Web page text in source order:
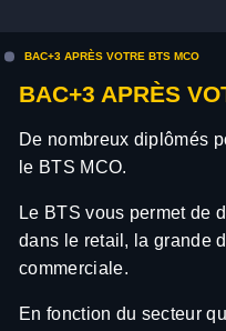
BAC+3 APRÈS VOTRE BTS MCO
BAC+3 APRÈS
De nombreux diplômés
le BTS MCO.
Le BTS vous permet de
dans le retail, la grande
commerciale.
En fonction du secteur